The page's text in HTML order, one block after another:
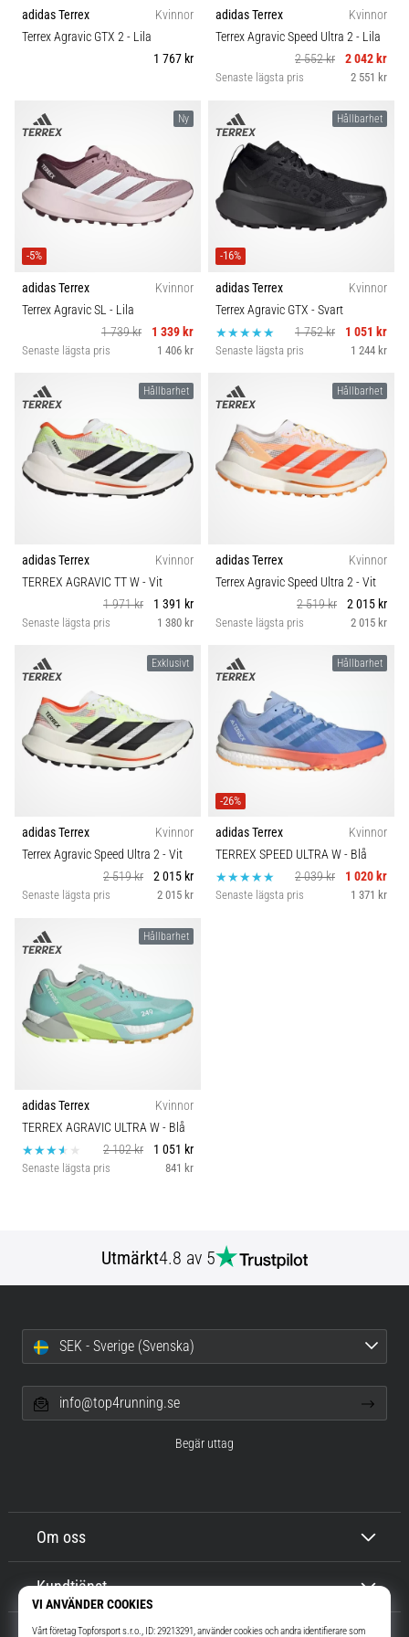
Hur
utförs
används
6. 8. 2026
Löparknä:
Orsaker,
behandling
förebyggande
Löparknä,
även
känt
som
iliotibialbandssyndrom
mycket
vanligt
som
drabbas
av.
Vad…
Visa
Carbon
adidas Terrex
Kvinnor
Terrex Agravic GTX 2- Lila
1 767 kr
adidas Terrex
Kvinnor
Terrex Agravic Speed Ultra 2- Lila
2 552 kr
2 042 kr
Senaste lägsta pris 2 551 kr
Ny
-5%
adidas Terrex
Kvinnor
Terrex Agravic SL - Lila
1 739 kr
1 339 kr
Senaste lägsta pris 1 406 kr
Hållbarhet
-16%
adidas Terrex
Kvinnor
Terrex Agravic GTX - Svart
1 752 kr
1 051 kr
Senaste lägsta pris 1 244 kr
Hållbarhet
adidas Terrex
Kvinnor
TERREX AGRAVIC TT W- Vit
1 971 kr
1 391 kr
Senaste lägsta pris 1 380 kr
Hållbarhet
adidas Terrex
Kvinnor
Terrex Agravic Speed Ultra 2- Vit
2 519 kr
2 015 kr
Senaste lägsta pris 2 015 kr
Exklusivt
adidas Terrex
Kvinnor
Terrex Agravic Speed Ultra 2- Vit
2 519 kr
2 015 kr
Senaste lägsta pris 2 015 kr
Hållbarhet
-26%
adidas Terrex
Kvinnor
TERREX SPEED ULTRA W- Blå
2 039 kr
1 020 kr
Senaste lägsta pris 1 371 kr
Hållbarhet
adidas Terrex
Kvinnor
TERREX AGRAVIC ULTRA W- Blå
2 102 kr
1 051 kr
Senaste lägsta pris 841 kr
Utmärkt4.8 av 5
Om oss
Kundtjänst
SEK - Sverige (Svenska)
info@top4running.se
Begär uttag